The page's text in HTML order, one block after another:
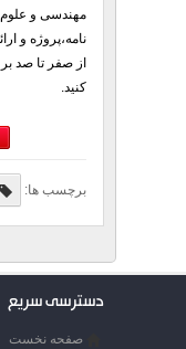
مهندسی و علوم
نامه،پروژه و
از صفر تا صد
کنید.
برچسب ها:
دسترسی سریع
صفحه نخست